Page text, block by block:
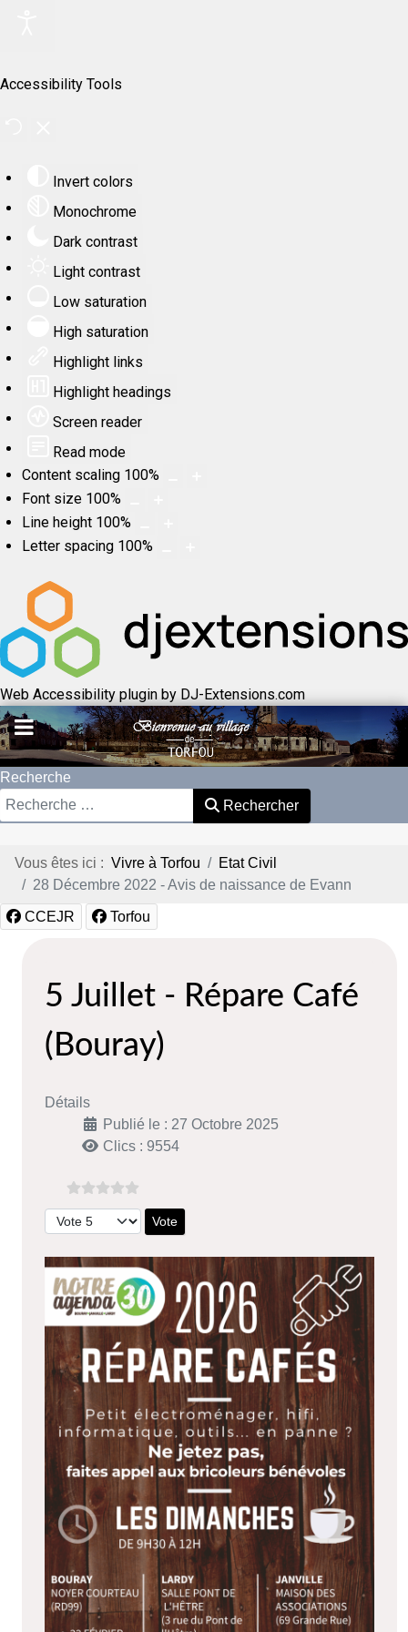
Accessibility Tools
Invert colors
Monochrome
Dark contrast
Light contrast
Low saturation
High saturation
Highlight links
Highlight headings
Screen reader
Read mode
Content scaling 100%
Font size 100%
Line height 100%
Letter spacing 100%
Web Accessibility plugin by DJ-Extensions.com
Recherche
Rechercher
Vous êtes ici : Vivre à Torfou
Etat Civil
28 Décembre 2022 - Avis de naissance de Evann
CCEJR Torfou
5 Juillet - Répare Café
(Bouray)
Détails
Publié le : 27 Octobre 2025
Clics : 9554
Veuillez voter